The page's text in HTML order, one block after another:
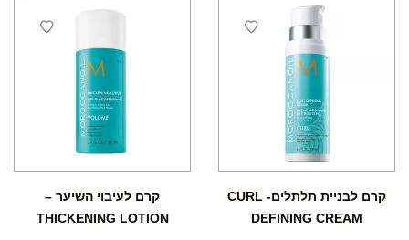
קרם לבניית תלתלים- CURL
DEFINING CREAM
קרם לעיבוי השיער –
THICKENING LOTION